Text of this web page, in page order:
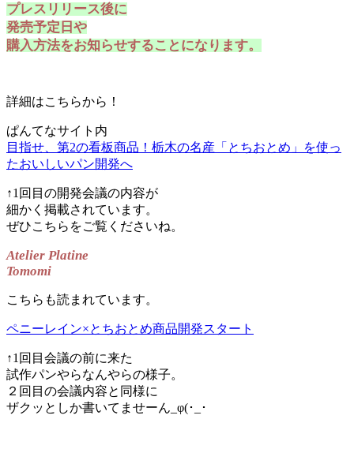
プレスリリース後に
発売予定日や
購入方法をお知らせすることになります。
詳細はこちらから！
ぱんてなサイト内
目指せ、第2の看板商品！栃木の名産「とちおとめ」を使っ
たおいしいパン開発へ
↑1回目の開発会議の内容が
細かく掲載されています。
ぜひこちらをご覧くださいね。
Atelier Platine
Tomomi
こちらも読まれています。
ペニーレイン×とちおとめ商品開発スタート
↑1回目会議の前に来た
試作パンやらなんやらの様子。
２回目の会議内容と同様に
ザクッとしか書いてませーん_φ(･_･